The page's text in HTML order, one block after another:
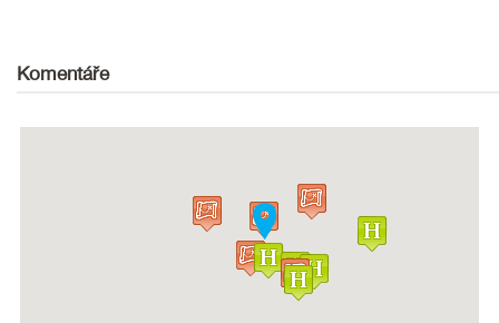
Komentáře